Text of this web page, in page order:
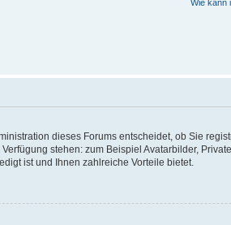
Wie kann
dieses Forums entscheidet, ob Sie
stehen: zum Beispiel Avatarbilder,
ist und Ihnen zahlreiche Vorteile bietet.